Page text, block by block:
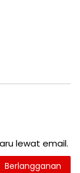
lewat email.
Berlangganan